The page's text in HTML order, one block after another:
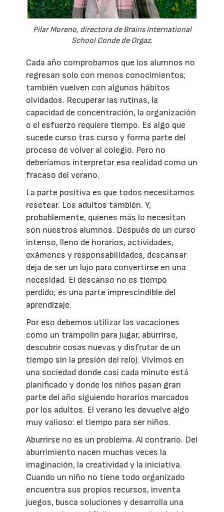
Pilar Moreno, directora de Brains International
School Conde de Orgaz.
Cada año comprobamos que los alumnos no
regresan solo con menos conocimientos;
también vuelven con algunos hábitos
olvidados. Recuperar las rutinas, la
capacidad de concentración, la organización
o el esfuerzo requiere tiempo. Es algo que
sucede curso tras curso y forma parte del
proceso de volver al colegio. Pero no
deberíamos interpretar esa realidad como un
fracaso del verano.
La parte positiva es que todos necesitamos
resetear. Los adultos también. Y,
probablemente, quienes más lo necesitan
son nuestros alumnos. Después de un curso
intenso, lleno de horarios, actividades,
exámenes y responsabilidades, descansar
deja de ser un lujo para convertirse en una
necesidad. El descanso no es tiempo
perdido; es una parte imprescindible del
aprendizaje.
Por eso debemos utilizar las vacaciones
como un trampolín para jugar, aburrirse,
descubrir cosas nuevas y disfrutar de un
tiempo sin la presión del reloj. Vivimos en
una sociedad donde casi cada minuto está
planificado y donde los niños pasan gran
parte del año siguiendo horarios marcados
por los adultos. El verano les devuelve algo
muy valioso: el tiempo para ser niños.
Aburrirse no es un problema. Al contrario. Del
aburrimiento nacen muchas veces la
imaginación, la creatividad y la iniciativa.
Cuando un niño no tiene todo organizado
encuentra sus propios recursos, inventa
juegos, busca soluciones y desarrolla una